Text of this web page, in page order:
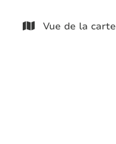
Vue de la carte